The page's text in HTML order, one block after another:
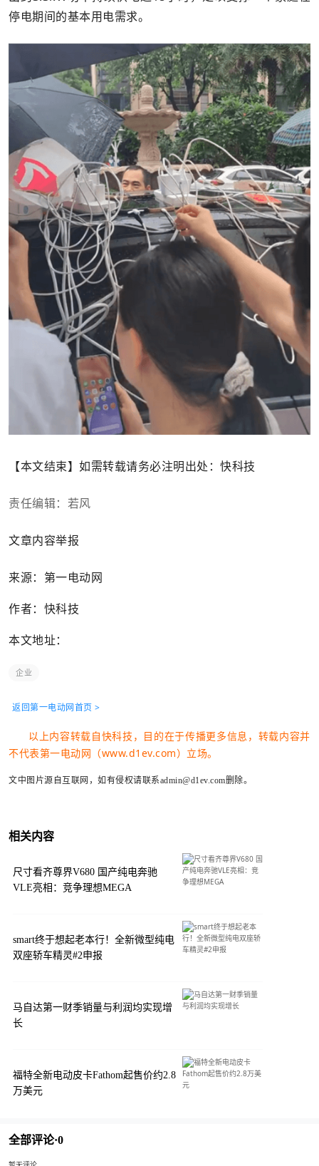
停电期间的基本用电需求。
【本文结束】如需转载请务必注明出处：快科技
责任编辑：若风
文章内容举报
来源：第一电动网
作者：快科技
本文地址：
企业
返回第一电动网首页 >
以上内容转载自快科技，目的在于传播更多信息，转载内容并
不代表第一电动网（www.d1ev.com）立场。
文中图片源自互联网，如有侵权请联系admin@d1ev.com删除。
相关内容
尺寸看齐尊界V680 国产纯电奔驰
VLE亮相：竞争理想MEGA
smart终于想起老本行！全新微型纯电
双座轿车精灵#2申报
马自达第一财季销量与利润均实现增
长
福特全新电动皮卡Fathom起售价约2.8
万美元
全部评论·0